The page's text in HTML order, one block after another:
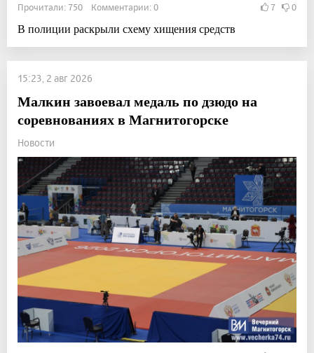
Прочитали: 750 Комментарии: 0 7 0
В полиции раскрыли схему хищения средств
15:23, 2 авг 2026
Малкин завоевал медаль по дзюдо на
соревнованиях в Магнитогорске
Новости